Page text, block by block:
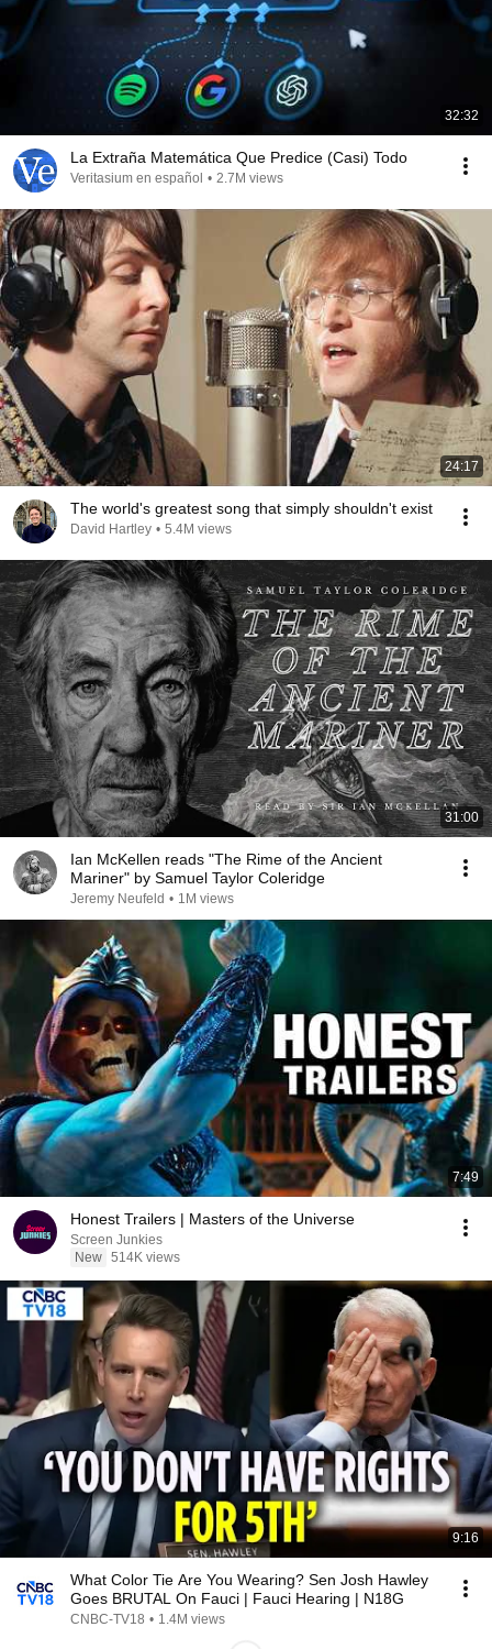
32:32
La Extraña Matemática Que Predice (Casi) Todo
Veritasium en español • 2.7M views
24:17
The world's greatest song that simply shouldn't exist
David Hartley • 5.4M views
31:00
Ian McKellen reads "The Rime of the Ancient
Mariner" by Samuel Taylor Coleridge
Jeremy Neufeld • 1M views
7:49
Honest Trailers | Masters of the Universe
Screen Junkies
New 514K views
9:16
What Color Tie Are You Wearing? Sen Josh Hawley
Goes BRUTAL On Fauci | Fauci Hearing | N18G
CNBC-TV18 • 1.4M views